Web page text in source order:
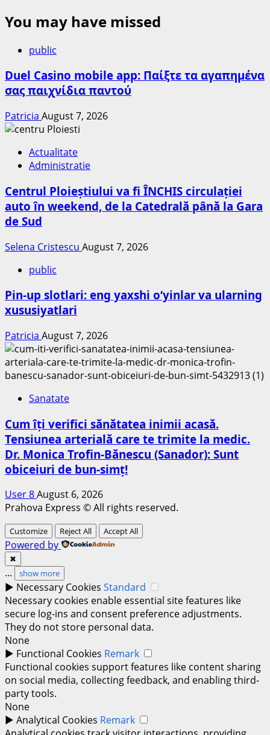
You may have missed
public
Duel Casino mobile app: Παίξτε τα αγαπημένα
σας παιχνίδια παντού
Patricia August 7, 2026
Actualitate
Administratie
Centrul Ploieștiului va fi ÎNCHIS circulației
auto în weekend, de la Catedrală până la Gara
de Sud
Selena Cristescu August 7, 2026
public
Pin-up slotlari: eng yaxshi o‘yinlar va ularning
xususiyatlari
Patricia August 7, 2026
Sanatate
Cum îți verifici sănătatea inimii acasă.
Tensiunea arterială care te trimite la medic.
Dr. Monica Trofin-Bănescu (Sanador): Sunt
obiceiuri de bun-simț!
User 8August 6, 2026
Prahova Express © All rights reserved.
Customize Reject All Accept All
Powered by
✖
... show more
► Necessary Cookies Standard
Necessary cookies enable essential site features like
secure log-ins and consent preference adjustments.
They do not store personal data.
None
► Functional Cookies Remark
Functional cookies support features like content sharing
on social media, collecting feedback, and enabling third-
party tools.
None
► Analytical Cookies Remark